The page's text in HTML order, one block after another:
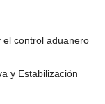
el control aduanero
y Estabilización